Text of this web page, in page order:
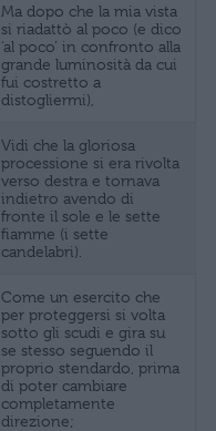
Ma dopo che la mia vista
si riadattò al poco (e dico
‘al poco’ in confronto alla
grande luminosità da cui
fui costretto a
distogliermi),
Vidi che la gloriosa
processione si era rivolta
verso destra e tornava
indietro avendo di
fronte il sole e le sette
fiamme (i sette
candelabri).
Come un esercito che
per proteggersi si volta
sotto gli scudi e gira su
se stesso seguendo il
proprio stendardo, prima
di poter cambiare
completamente
direzione;